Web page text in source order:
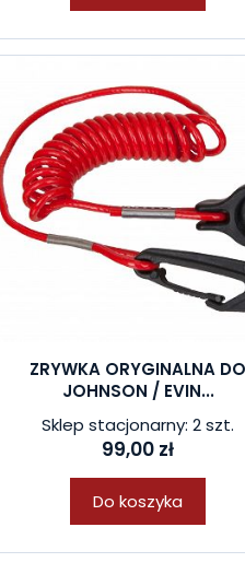
ZRYWKA ORYGINALNA DO
JOHNSON / EVIN...
Sklep stacjonarny: 2 szt.
99,00 zł
Do koszyka